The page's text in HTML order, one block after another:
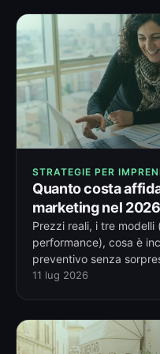
STRATEGIE PER
Quanto costa
marketing nel 2026
Prezzi reali, i tre
performance), cosa è
preventivo senza
11 lug 2026